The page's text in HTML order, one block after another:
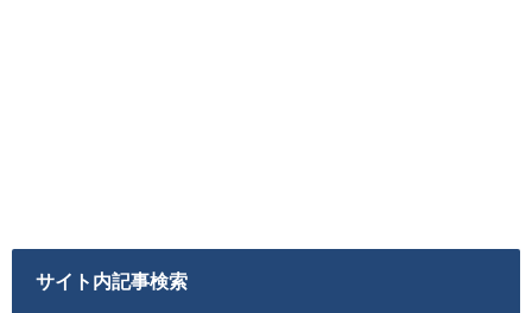
サイト内記事検索